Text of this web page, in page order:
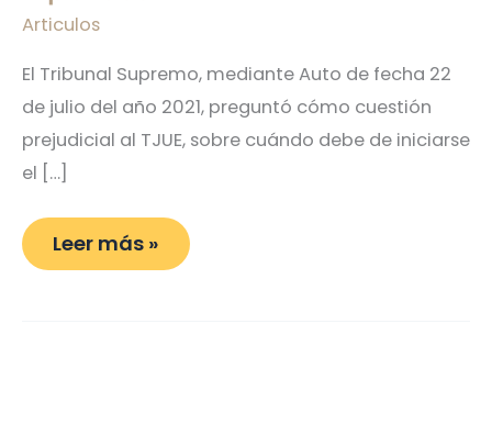
Articulos
El Tribunal Supremo, mediante Auto de fecha 22
de julio del año 2021, preguntó cómo cuestión
prejudicial al TJUE, sobre cuándo debe de iniciarse
el […]
Leer más »